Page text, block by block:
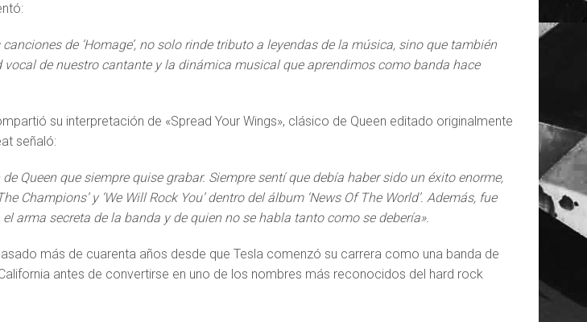
canciones de ‘Homage’, no solo rinde tributo a leyendas de la música, sino que también
de nuestro cantante y la dinámica musical que aprendimos como banda hace
su interpretación de «Spread Your Wings», clásico de Queen editado originalmente
señaló:
de Queen que siempre quise grabar. Siempre sentí que debía haber sido un éxito enorme,
Champions’ y ‘We Will Rock You’ dentro del álbum ‘News Of The World’. Además, fue
arma secreta de la banda y de quien no se habla tanto como se debería».
más de cuarenta años desde que Tesla comenzó su carrera como una banda de
antes de convertirse en uno de los nombres más reconocidos del hard rock